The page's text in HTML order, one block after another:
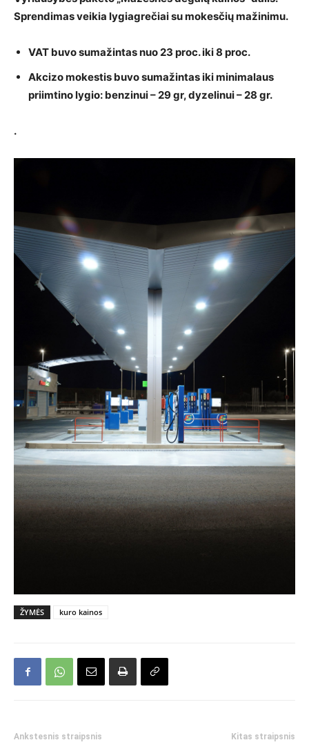
Sprendimas veikia lygiagrečiai su mokesčių mažinimu.
VAT buvo sumažintas nuo 23 proc. iki 8 proc.
Akcizo mokestis buvo sumažintas iki minimalaus
priimtino lygio: benzinui – 29 gr, dyzelinui – 28 gr.
.
ŽYMĖS kuro kainos
Ankstesnis straipsnis Kitas straipsnis